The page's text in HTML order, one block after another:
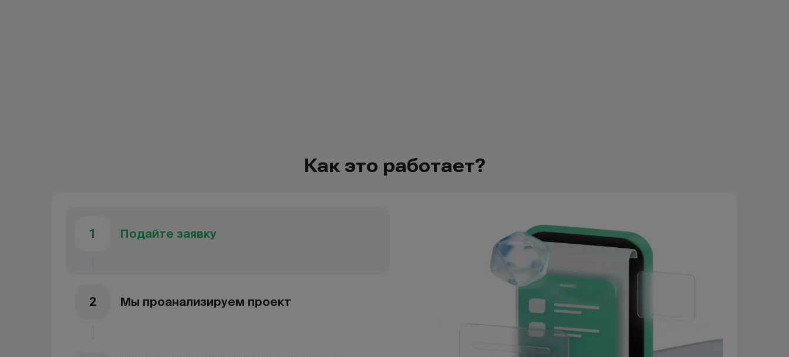
Как это работает?
1 Подайте заявку
2 Мы проанализируем проект